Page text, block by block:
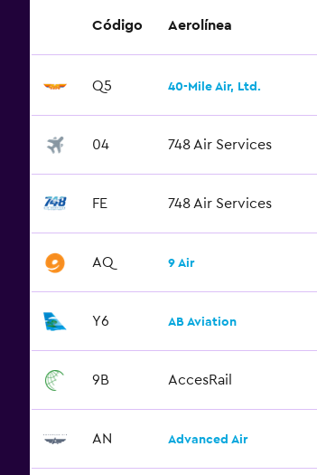
Código Aerolínea
Q5 40-Mile Air, Ltd.
04 748 Air Services
FE 748 Air Services
AQ 9 Air
Y6 AB Aviation
9B AccesRail
AN Advanced Air